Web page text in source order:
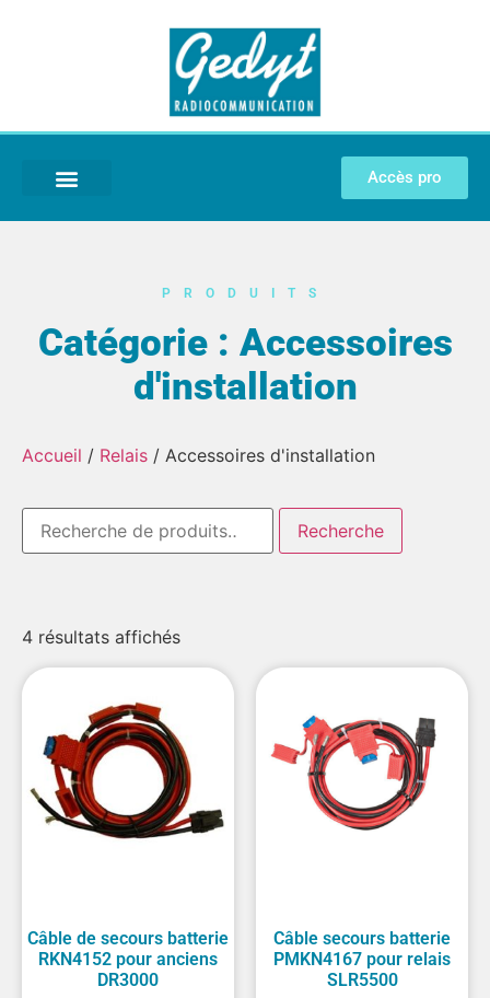
Accès pro
PRODUITS
Catégorie : Accessoires
d'installation
Accueil / Relais / Accessoires d'installation
Recherche
4 résultats affichés
Câble de secours batterie
RKN4152 pour anciens
DR3000
Câble secours batterie
PMKN4167 pour relais
SLR5500